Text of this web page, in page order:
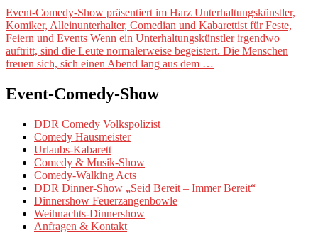
Event-Comedy-Show präsentiert im Harz Unterhaltungskünstler,
Komiker, Alleinunterhalter, Comedian und Kabarettist für Feste,
Feiern und Events Wenn ein Unterhaltungskünstler irgendwo
auftritt, sind die Leute normalerweise begeistert. Die Menschen
freuen sich, sich einen Abend lang aus dem …
Event-Comedy-Show
DDR Comedy Volkspolizist
Comedy Hausmeister
Urlaubs-Kabarett
Comedy & Musik-Show
Comedy-Walking Acts
DDR Dinner-Show „Seid Bereit – Immer Bereit“
Dinnershow Feuerzangenbowle
Weihnachts-Dinnershow
Anfragen & Kontakt